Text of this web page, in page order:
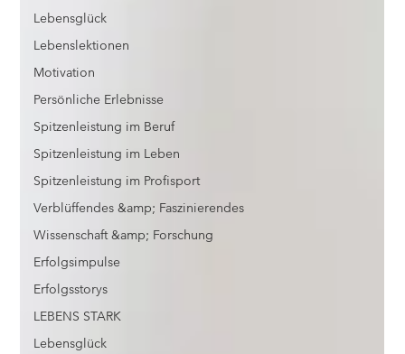
Lebensglück
Lebenslektionen
Motivation
Persönliche Erlebnisse
Spitzenleistung im Beruf
Spitzenleistung im Leben
Spitzenleistung im Profisport
Verblüffendes &amp; Faszinierendes
Wissenschaft &amp; Forschung
Erfolgsimpulse
Erfolgsstorys
LEBENS STARK
Lebensglück